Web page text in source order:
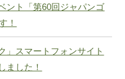
ント「第60回ジャパンゴ
！
」スマートフォンサイト
ました！